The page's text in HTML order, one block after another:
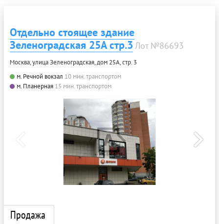
Отдельно стоящее здание
Зеленоградская 25А стр.3 Лот №86693
Москва, улица Зеленоградская, дом 25А, стр. 3
м. Речной вокзал 10 мин. транспортом
м. Планерная 15 мин. транспортом
Продажа